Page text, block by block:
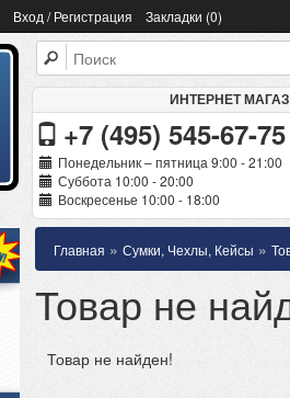
Вход / Регистрация Закладки (0)
ИНТЕРНЕТ
+7 (495) 545-67-75
Понедельник – пятница 9:00 - 21:00
Суббота 10:00 - 20:00
Воскресенье 10:00 - 18:00
Главная » Сумки, Чехлы, Кейсы »
Товар не
Товар не найден!